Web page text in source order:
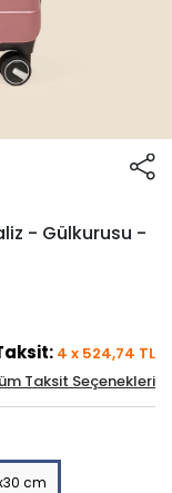
- Gülkurusu -
4 x 524,74 TL
Taksit Seçenekleri
cm